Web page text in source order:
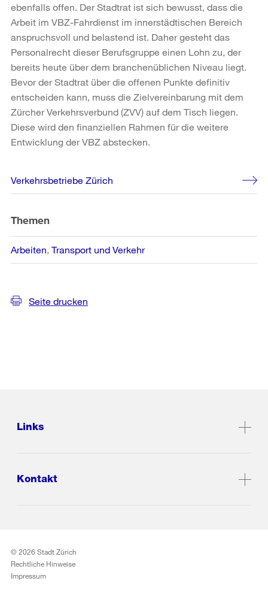
ebenfalls offen. Der Stadtrat ist sich bewusst, dass die
Arbeit im VBZ-Fahrdienst im innerstädtischen Bereich
anspruchsvoll und belastend ist. Daher gesteht das
Personalrecht dieser Berufsgruppe einen Lohn zu, der
bereits heute über dem branchenüblichen Niveau liegt.
Bevor der Stadtrat über die offenen Punkte definitiv
entscheiden kann, muss die Zielvereinbarung mit dem
Zürcher Verkehrsverbund (ZVV) auf dem Tisch liegen.
Diese wird den finanziellen Rahmen für die weitere
Entwicklung der VBZ abstecken.
Weitere
Informationen
Verkehrsbetriebe Zürich
Themen
Arbeiten Transport und Verkehr
Seite drucken
Links
Kontakt
© 2026 Stadt Zürich
Rechtliche Hinweise
Impressum